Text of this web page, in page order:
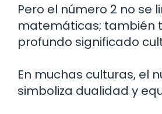
Pero el número 2 no se
matemáticas; también
profundo significado
En muchas culturas, el
simboliza dualidad y